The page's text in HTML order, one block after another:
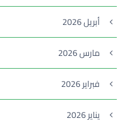
أبريل 2026
مارس 2026
فبراير 2026
يناير 2026